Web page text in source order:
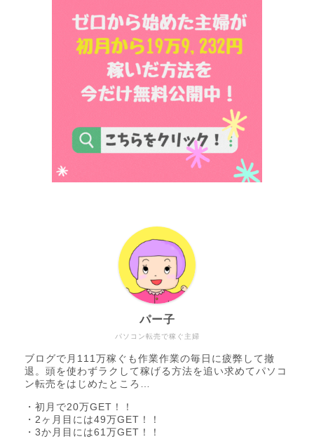
パソコン転売で稼ぐ主婦
パー子
ブログで月111万稼ぐも作業作業の毎日に疲弊して撤
退。頭を使わずラクして稼げる方法を追い求めてパソコ
ン転売をはじめたところ…
・初月で20万GET！！
・2ヶ月目には49万GET！！
・3か月目には61万GET！！